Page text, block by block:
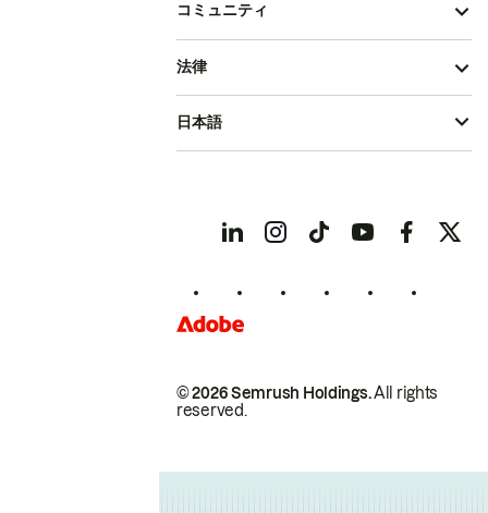
コミュニティ
© 2026 Semrush Holdings.All rights
reserved.
法律
日本語